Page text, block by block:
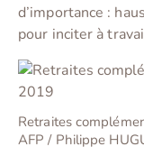
d’importance :
pour inciter à
Retraites
AFP / Philippe